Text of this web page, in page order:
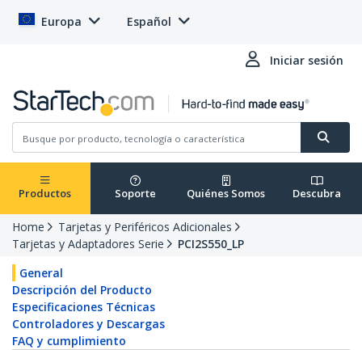
Europa Español
Iniciar sesión
Productos Soporte Quiénes Somos Descubra
Home
Tarjetas y Periféricos Adicionales
Tarjetas y Adaptadores Serie
PCI2S550_LP
General
Descripción del Producto
Especificaciones Técnicas
Controladores y Descargas
FAQ y cumplimiento